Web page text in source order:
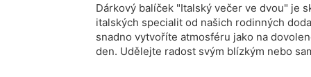
Dárkový balíček "Italský večer ve dvou" je
italských specialit od našich rodinných
snadno vytvoříte atmosféru jako na
den. Udělejte radost svým blízkým nebo